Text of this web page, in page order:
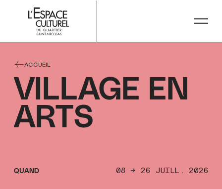
NOUS JOINDRE PLANIFIER MA VISITE
ACCUEIL
VILLAGE EN
ARTS
QUAND 08 → 26 JUILL. 2026